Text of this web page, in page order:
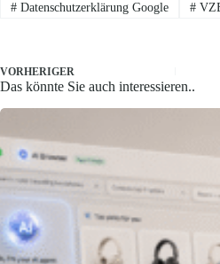
#Datenschutzerklärung Google #
VORHERIGER
Das könnte Sie auch interessieren..